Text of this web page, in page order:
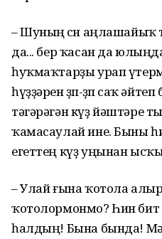
– Шуның өсөн аңлашайыҡ
да... бер ҡасан да
һуҡмаҡтарҙы урап
һүҙҙәрен өҙөп-өҙөп саҡ әйтеп
тәгәрәгән күҙ йәштәре
ҡамасаулай ине. Быны
егеттең күҙ уңынан
– Улай ғына ҡотола
ҡотолормонмо? Һин бит
һалдың! Бына бында!